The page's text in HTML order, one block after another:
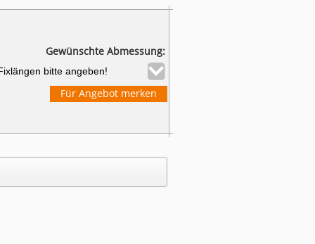
Gewünschte Abmessung:
Für Angebot merken